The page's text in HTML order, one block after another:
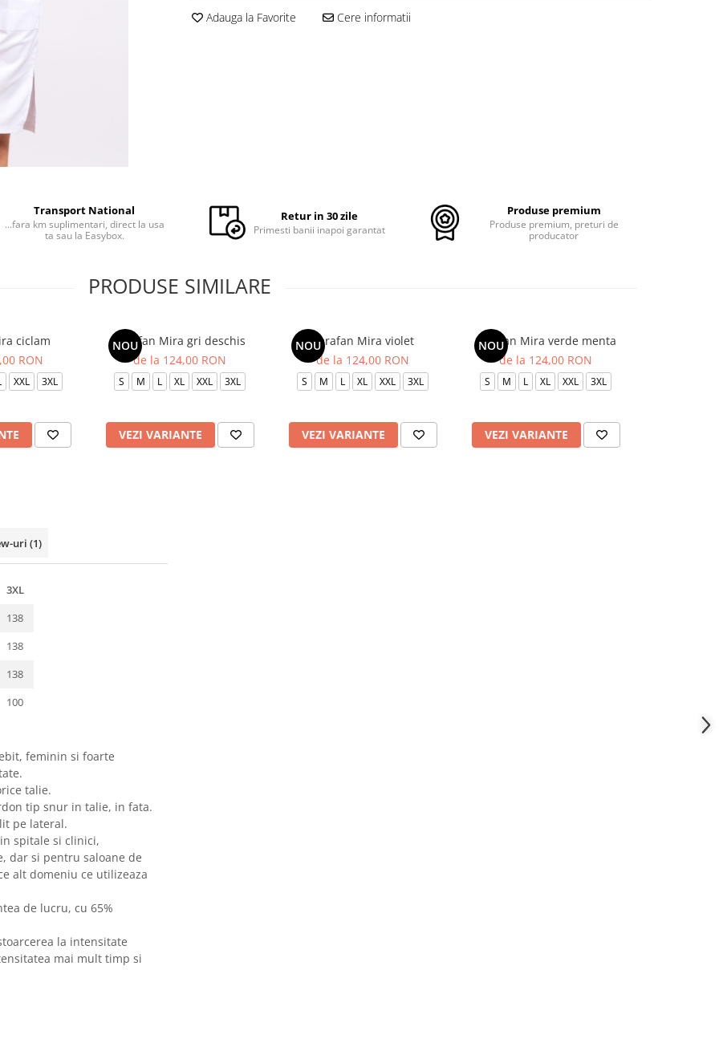
Adauga la Favorite Cere informatii
Transport National
...fara km suplimentari, direct la usa
ta sau la Easybox.
Retur in 30 zile
Primesti banii inapoi garantat
Produse premium
Produse premium, preturi de
producator
PRODUSE SIMILARE
ciclam
RON
XXL 3XL
NOU
Sarafan Mira gri deschis
de la 124,00 RON
S M L XL XXL 3XL
VEZI VARIANTE
NOUSarafan Mira violet
de la 124,00 RON
S M L XL XXL 3XL
VEZI VARIANTE
NOU
Sarafan Mira verde menta
de la 124,00 RON
S M L XL XXL 3XL
VEZI VARIANTE
uri (1)
3XL
138
138
138
100
feminin si foarte
talie.
tip snur in talie, in fata.
pe lateral.
spitale si clinici,
dar si pentru saloane de
alt domeniu ce utilizeaza
de lucru, cu 65%
la intensitate
mai mult timp si